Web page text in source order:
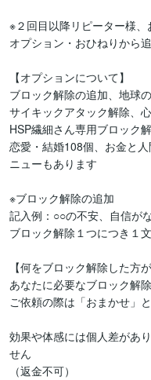
※２回目以降リピーター様、
オプション・おひねりから
【オプションについて】
ブロック解除の追加、地球
サイキックアタック解除、
HSP繊細さん専用ブロック
恋愛・結婚108個、お金と
ニューもあります
※ブロック解除の追加
記入例：○○の不安、自信が
ブロック解除１つにつき１
【何をブロック解除した方
あなたに必要なブロック解
ご依頼の際は「おまかせ」
効果や体感には個人差があ
せん
（返金不可）